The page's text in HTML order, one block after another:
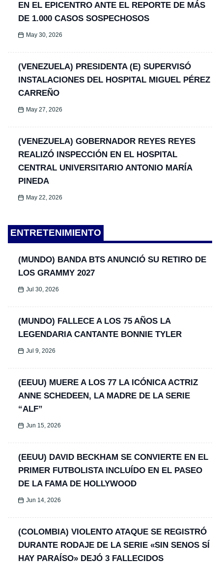
EN EL EPICENTRO ANTE EL REPORTE DE MÁS
DE 1.000 CASOS SOSPECHOSOS
May 30, 2026
(VENEZUELA) PRESIDENTA (E) SUPERVISÓ
INSTALACIONES DEL HOSPITAL MIGUEL PÉREZ
CARREÑO
May 27, 2026
(VENEZUELA) GOBERNADOR REYES REYES
REALIZÓ INSPECCIÓN EN EL HOSPITAL
CENTRAL UNIVERSITARIO ANTONIO MARÍA
PINEDA
May 22, 2026
ENTRETENIMIENTO
(MUNDO) BANDA BTS ANUNCIÓ SU RETIRO DE
LOS GRAMMY 2027
Jul 30, 2026
(MUNDO) FALLECE A LOS 75 AÑOS LA
LEGENDARIA CANTANTE BONNIE TYLER
Jul 9, 2026
(EEUU) MUERE A LOS 77 LA ICÓNICA ACTRIZ
ANNE SCHEDEEN, LA MADRE DE LA SERIE
“ALF”
Jun 15, 2026
(EEUU) DAVID BECKHAM SE CONVIERTE EN EL
PRIMER FUTBOLISTA INCLUÍDO EN EL PASEO
DE LA FAMA DE HOLLYWOOD
Jun 14, 2026
(COLOMBIA) VIOLENTO ATAQUE SE REGISTRÓ
DURANTE RODAJE DE LA SERIE «SIN SENOS SÍ
HAY PARAÍSO» DEJÓ 3 FALLECIDOS